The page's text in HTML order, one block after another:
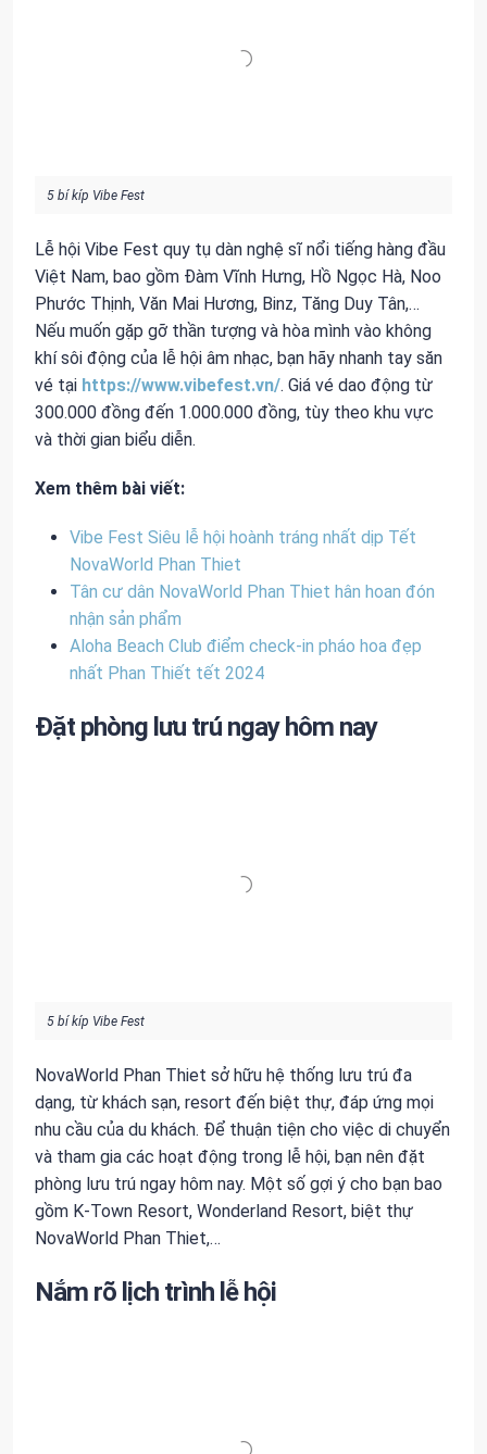
5 bí kíp Vibe Fest
Lễ hội Vibe Fest quy tụ dàn nghệ sĩ nổi tiếng hàng đầu
Việt Nam, bao gồm Đàm Vĩnh Hưng, Hồ Ngọc Hà, Noo
Phước Thịnh, Văn Mai Hương, Binz, Tăng Duy Tân,…
Nếu muốn gặp gỡ thần tượng và hòa mình vào không
khí sôi động của lễ hội âm nhạc, bạn hãy nhanh tay săn
vé tại https://www.vibefest.vn/. Giá vé dao động từ
300.000 đồng đến 1.000.000 đồng, tùy theo khu vực
và thời gian biểu diễn.
Xem thêm bài viết:
Vibe Fest Siêu lễ hội hoành tráng nhất dịp Tết
NovaWorld Phan Thiet
Tân cư dân NovaWorld Phan Thiet hân hoan đón
nhận sản phẩm
Aloha Beach Club điểm check-in pháo hoa đẹp
nhất Phan Thiết tết 2024
Đặt phòng lưu trú ngay hôm nay
5 bí kíp Vibe Fest
NovaWorld Phan Thiet sở hữu hệ thống lưu trú đa
dạng, từ khách sạn, resort đến biệt thự, đáp ứng mọi
nhu cầu của du khách. Để thuận tiện cho việc di chuyển
và tham gia các hoạt động trong lễ hội, bạn nên đặt
phòng lưu trú ngay hôm nay. Một số gợi ý cho bạn bao
gồm K-Town Resort, Wonderland Resort, biệt thự
NovaWorld Phan Thiet,…
Nắm rõ lịch trình lễ hội